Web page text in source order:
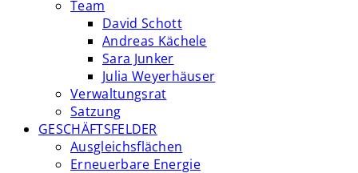
Team
David Schott
Andreas Kächele
Sara Junker
Julia Weyerhäuser
Verwaltungsrat
Satzung
GESCHÄFTSFELDER
Ausgleichsflächen
Erneuerbare Energie